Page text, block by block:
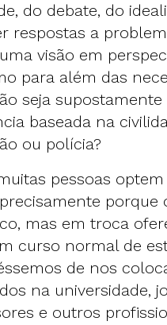
do debate, do
respostas a
visão em
para além das
seja
baseada na
ou polícia?
pessoas
mas em troca
curso normal de
de nos
na universidade,
e outros